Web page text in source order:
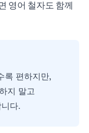
영어 철자도 함께
록 편하지만,
지 말고
다.